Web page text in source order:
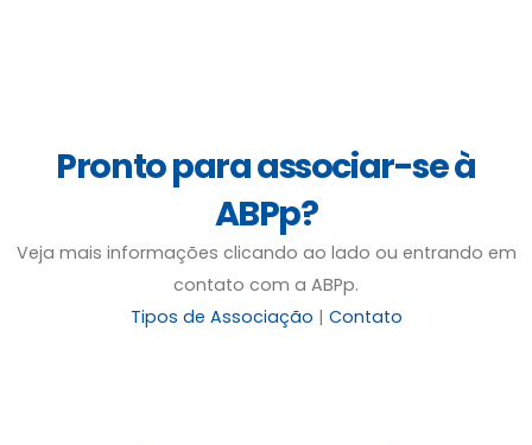
Pronto para associar-se à
ABPp?
Veja mais informações clicando ao lado ou entrando em
contato com a ABPp.
Tipos de Associação | Contato